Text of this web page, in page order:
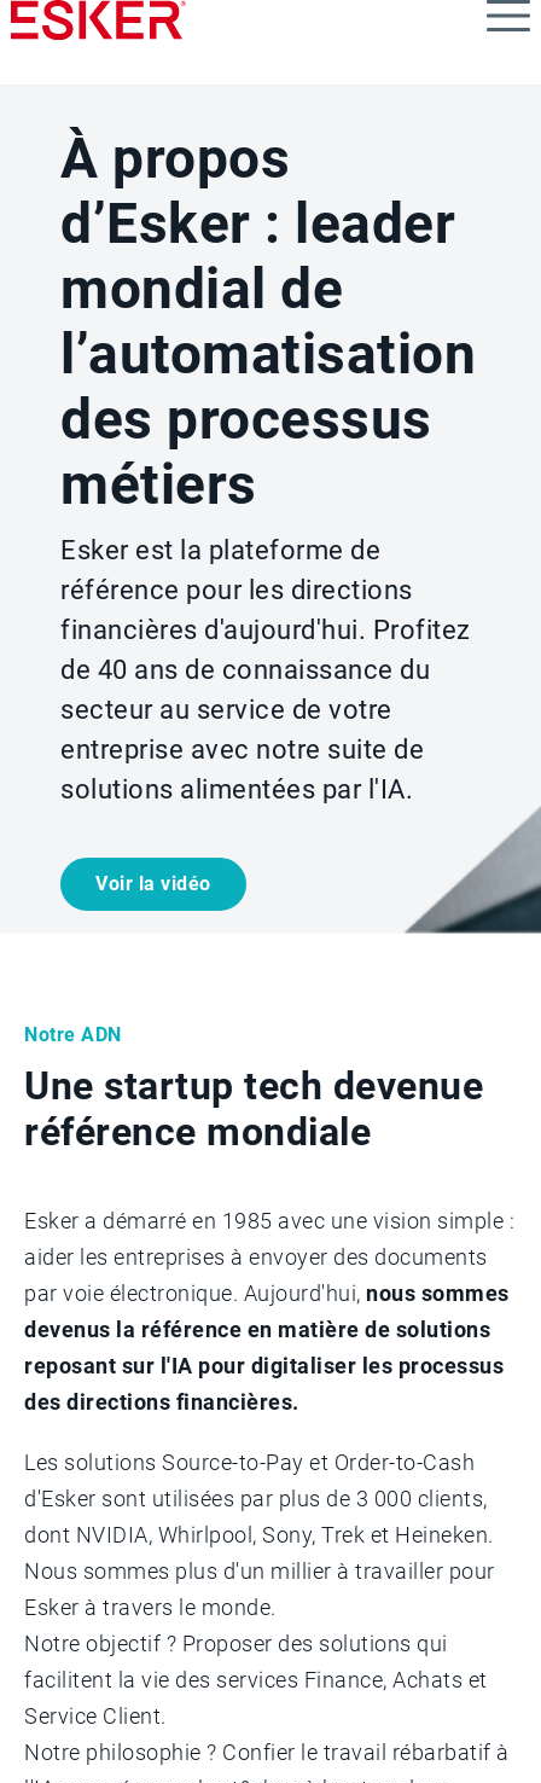
Skip
to
À propos
d’Esker : leader
mondial de
l’automatisation
des processus
métiers
Esker est la plateforme de
référence pour les directions
financières d'aujourd'hui. Profitez
de 40 ans de connaissance du
secteur au service de votre
entreprise avec notre suite de
solutions alimentées par l'IA.
Voir la vidéo
Notre ADN
Une startup tech devenue
référence mondiale
Esker a démarré en 1985 avec une vision simple :
aider les entreprises à envoyer des documents
par voie électronique. Aujourd'hui, nous sommes
devenus la référence en matière de solutions
reposant sur l'IA pour digitaliser les processus
des directions financières.
Les solutions Source-to-Pay et Order-to-Cash
d'Esker sont utilisées par plus de 3 000 clients,
dont NVIDIA, Whirlpool, Sony, Trek et Heineken.
Nous sommes plus d'un millier à travailler pour
Esker à travers le monde.
Notre objectif ? Proposer des solutions qui
facilitent la vie des services Finance, Achats et
Service Client.
Notre philosophie ? Confier le travail rébarbatif à